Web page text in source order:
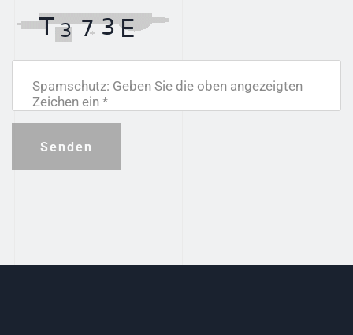
Spamschutz: Geben Sie die oben angezeigten
Zeichen ein *
Senden